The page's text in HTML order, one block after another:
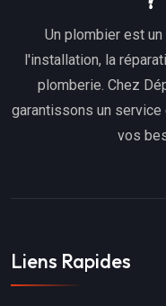
Un plombier est
l'installation, la
plomberie. Chez
garantissons un
vos
Liens Rapides